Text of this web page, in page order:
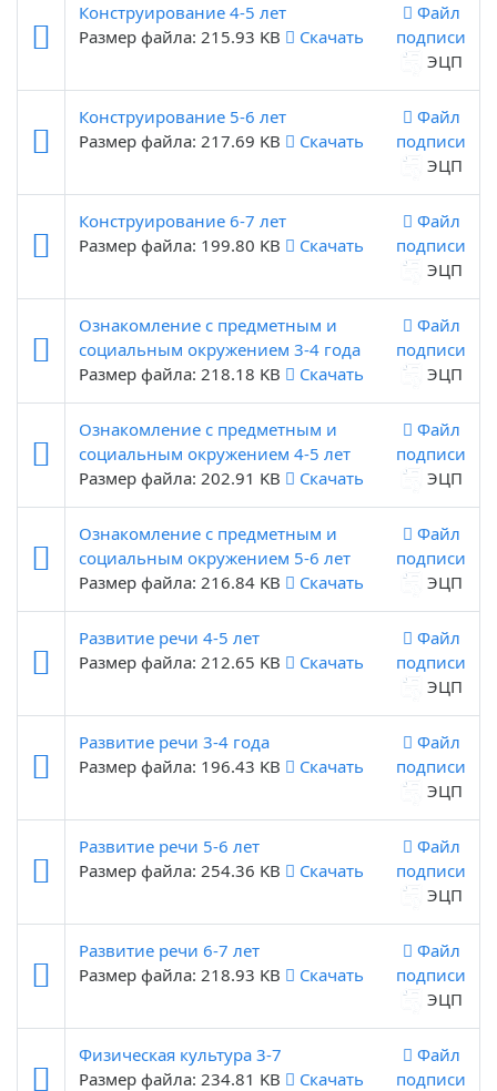
Конструирование 4-5 лет
Размер файла: 215.93 KB
Скачать
Файл
подписи
ЭЦП
Конструирование 5-6 лет
Размер файла: 217.69 KB
Скачать
Файл
подписи
ЭЦП
Конструирование 6-7 лет
Размер файла: 199.80 KB
Скачать
Файл
подписи
ЭЦП
Ознакомление с предметным и
социальным окружением 3-4 года
Размер файла: 218.18 KB
Скачать
Файл
подписи
ЭЦП
Ознакомление с предметным и
социальным окружением 4-5 лет
Размер файла: 202.91 KB
Скачать
Файл
подписи
ЭЦП
Ознакомление с предметным и
социальным окружением 5-6 лет
Размер файла: 216.84 KB
Скачать
Файл
подписи
ЭЦП
Развитие речи 4-5 лет
Размер файла: 212.65 KB
Скачать
Файл
подписи
ЭЦП
Развитие речи 3-4 года
Размер файла: 196.43 KB
Скачать
Файл
подписи
ЭЦП
Развитие речи 5-6 лет
Размер файла: 254.36 KB
Скачать
Файл
подписи
ЭЦП
Развитие речи 6-7 лет
Размер файла: 218.93 KB
Скачать
Файл
подписи
ЭЦП
Физическая культура 3-7
Размер файла: 234.81 KB
Скачать
Файл
подписи